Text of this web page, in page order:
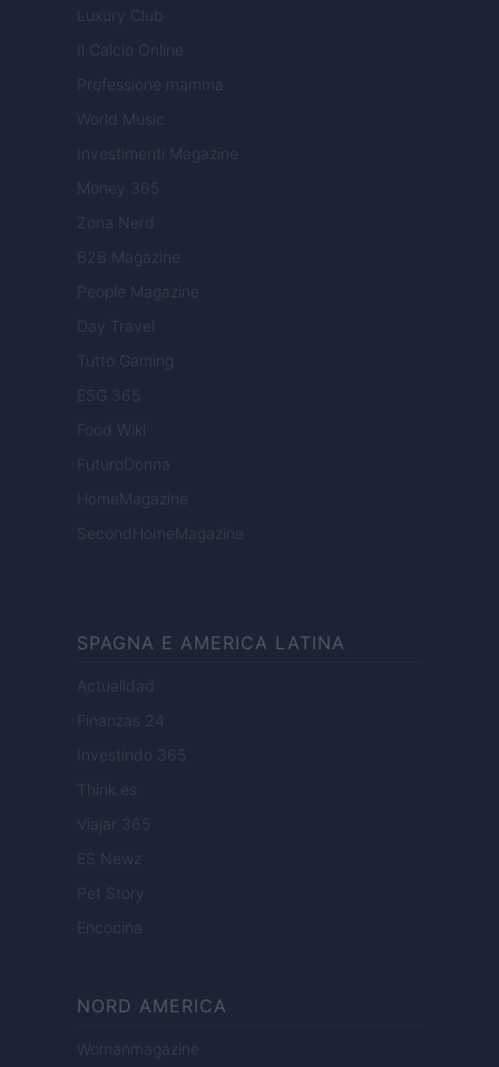
Luxury Club
Il Calcio Online
Professione mamma
World Music
Investimenti Magazine
Money 365
Zona Nerd
B2B Magazine
People Magazine
Day Travel
Tutto Gaming
ESG 365
Food Wiki
FuturoDonna
HomeMagazine
SecondHomeMagazine
SPAGNA E AMERICA LATINA
Actualidad
Finanzas 24
Investindo 365
Think.es
Viajar 365
ES Newz
Pet Story
Encocina
NORD AMERICA
Womanmagazine